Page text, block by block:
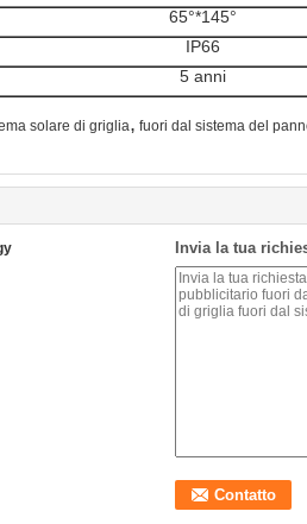
65°*145°
IP66
5 anni
solare di griglia, fuori dal sistema del
Invia la tua